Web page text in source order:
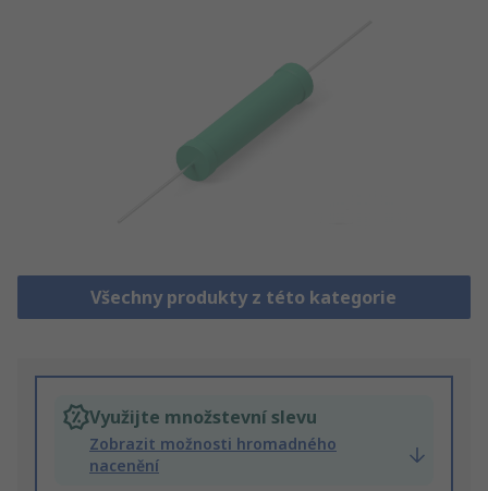
Všechny produkty z této kategorie
Využijte množstevní slevu
Zobrazit možnosti hromadného
nacenění